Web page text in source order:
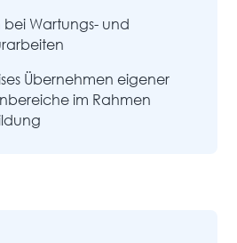
bei Wartungs- und
Übernehmen eigener
im Rahmen